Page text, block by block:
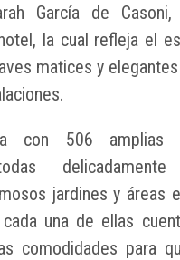
García de
la cual refleja el
matices y
con 506 amplias
delicadamente
jardines y áreas
cada una de ellas
comodidades para